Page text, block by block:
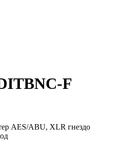
F
AES/ABU, XLR гнездо